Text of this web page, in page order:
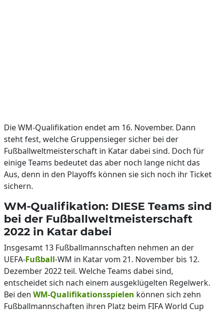
Die WM-Qualifikation endet am 16. November. Dann
steht fest, welche Gruppensieger sicher bei der
Fußballweltmeisterschaft in Katar dabei sind. Doch für
einige Teams bedeutet das aber noch lange nicht das
Aus, denn in den Playoffs können sie sich noch ihr Ticket
sichern.
WM-Qualifikation: DIESE Teams sind
bei der Fußballweltmeisterschaft
2022 in Katar dabei
Insgesamt 13 Fußballmannschaften nehmen an der
UEFA-Fußball-WM in Katar vom 21. November bis 12.
Dezember 2022 teil. Welche Teams dabei sind,
entscheidet sich nach einem ausgeklügelten Regelwerk.
Bei den WM-Qualifikationsspielen können sich zehn
Fußballmannschaften ihren Platz beim FIFA World Cup